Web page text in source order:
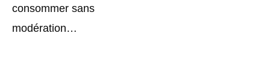
consommer sans
modération…